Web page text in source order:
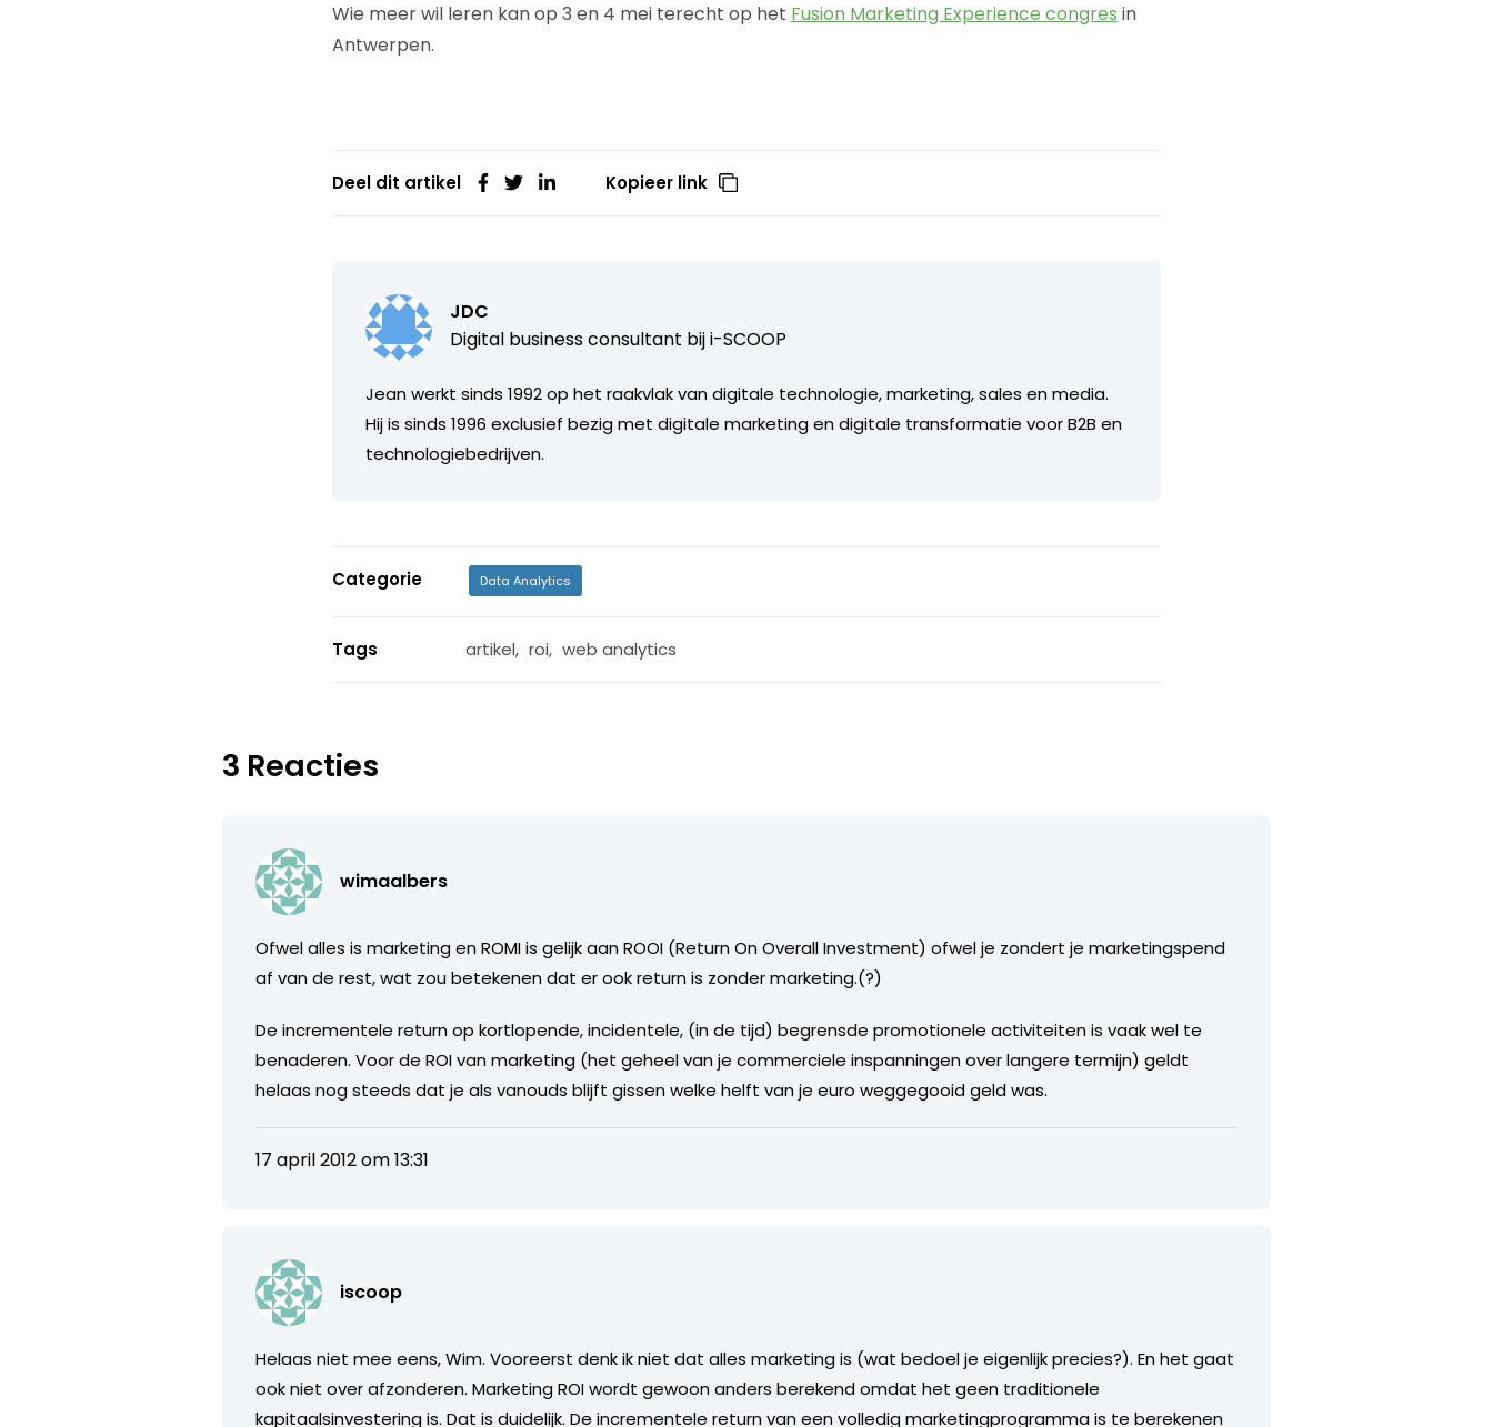
Wie meer wil leren kan op 3 en 4 mei terecht op het Fusion Marketing Experience congres in
Antwerpen.
Deel dit artikel Kopieer link
JDC
Digital business consultant biji-SCOOP
Jean werkt sinds 1992 op het raakvlak van digitale technologie, marketing, sales en media.
Hij is sinds 1996 exclusief bezig met digitale marketing en digitale transformatie voor B2B en
technologiebedrijven.
Categorie Data Analytics
Tags artikel, roi, web analytics
3 Reacties
wimaalbers
Ofwel alles is marketing en ROMI is gelijk aan ROOI (Return On Overall Investment) ofwel je zondert je marketingspend
af van de rest, wat zou betekenen dat er ook return is zonder marketing.(?)
De incrementele return op kortlopende, incidentele, (in de tijd) begrensde promotionele activiteiten is vaak wel te
benaderen. Voor de ROI van marketing (het geheel van je commerciele inspanningen over langere termijn) geldt
helaas nog steeds dat je als vanouds blijft gissen welke helft van je euro weggegooid geld was.
17 april 2012 om 13:31
iscoop
Helaas niet mee eens, Wim. Vooreerst denk ik niet dat alles marketing is (wat bedoel je eigenlijk precies?). En het gaat
ook niet over afzonderen. Marketing ROI wordt gewoon anders berekend omdat het geen traditionele
kapitaalsinvestering is. Dat is duidelijk. De incrementele return van een volledig marketingprogramma is te berekenen